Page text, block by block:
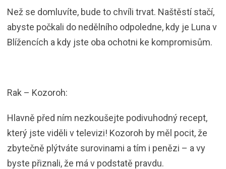
Než se domluvíte, bude to chvíli trvat. Naštěstí stačí,
abyste počkali do nedělního odpoledne, kdy je Luna v
Blížencích a kdy jste oba ochotni ke kompromisům.
Rak – Kozoroh:
Hlavně před ním nezkoušejte podivuhodný recept,
který jste viděli v televizi! Kozoroh by měl pocit, že
zbytečně plýtváte surovinami a tím i penězi – a vy
byste přiznali, že má v podstatě pravdu.